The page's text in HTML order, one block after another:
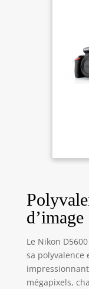
d’image
Le Nikon
sa polyvalence
mégapixels,